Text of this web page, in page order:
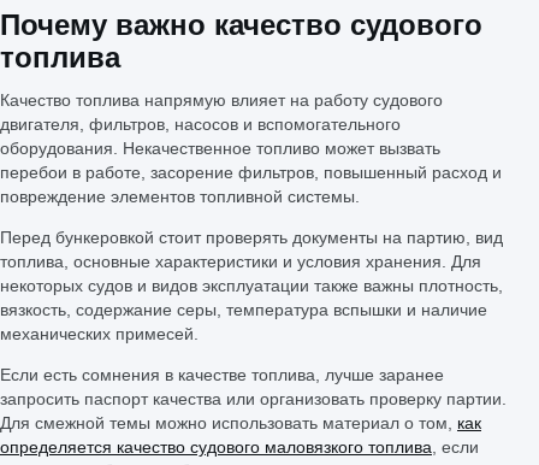
Почему важно качество судового
топлива
Качество топлива напрямую влияет на работу судового
двигателя, фильтров, насосов и вспомогательного
оборудования. Некачественное топливо может вызвать
перебои в работе, засорение фильтров, повышенный расход и
повреждение элементов топливной системы.
Перед бункеровкой стоит проверять документы на партию, вид
топлива, основные характеристики и условия хранения. Для
некоторых судов и видов эксплуатации также важны плотность,
вязкость, содержание серы, температура вспышки и наличие
механических примесей.
Если есть сомнения в качестве топлива, лучше заранее
запросить паспорт качества или организовать проверку партии.
Для смежной темы можно использовать материал о том, как
определяется качество судового маловязкого топлива , если